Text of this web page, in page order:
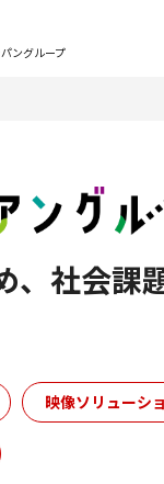
ングループ
、社会課
映像ソリューシ